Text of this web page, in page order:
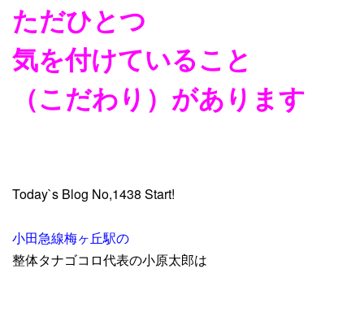
ただひとつ
気を付けていること
（こだわり）があります
Today`s Blog No,1438 Start!
小田急線梅ヶ丘駅の
整体タナゴコロ代表の小原太郎は